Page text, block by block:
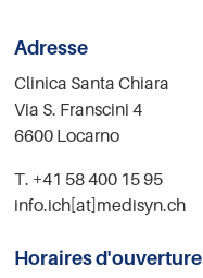
Adresse
Clinica Santa Chiara
Via S. Franscini 4
6600 Locarno
T. +41 58 400 15 95
info.ich[at]medisyn.ch
Horaires d'ouverture